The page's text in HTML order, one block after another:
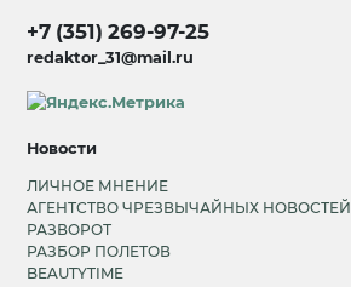
+7 (351) 269-97-25
redaktor_31@mail.ru
Новости
ЛИЧНОЕ МНЕНИЕ
АГЕНТСТВО ЧРЕЗВЫЧАЙНЫХ НОВОСТЕЙ
РАЗВОРОТ
РАЗБОР ПОЛЕТОВ
BEAUTYTIME